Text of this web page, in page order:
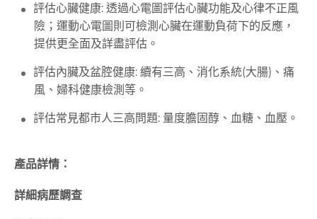
評估心臟健康: 透過心電圖評估心臟功能及心律不正風
險；運動心電圖則可檢測心臟在運動負荷下的反應，
提供更全面及詳盡評估。
評估內臟及盆腔健康: 續有三高、消化系統(大腸)、痛
風、婦科健康檢測等。
評估常見都市人三高問題: 量度膽固醇、血糖、血壓。
產品詳情：
詳細病歷調查